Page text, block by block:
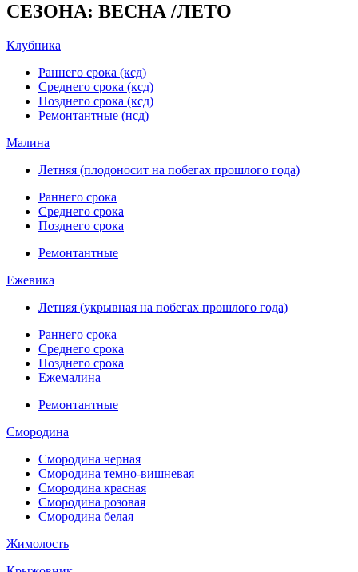
СЕЗОНА: ВЕСНА /ЛЕТО
Клубника
Раннего срока (ксд)
Среднего срока (ксд)
Позднего срока (ксд)
Ремонтантные (нсд)
Малина
Летняя (плодоносит на побегах прошлого года)
Раннего срока
Среднего срока
Позднего срока
Ремонтантные
Ежевика
Летняя (укрывная на побегах прошлого года)
Раннего срока
Среднего срока
Позднего срока
Ежемалина
Ремонтантные
Смородина
Смородина черная
Смородина темно-вишневая
Смородина красная
Смородина розовая
Смородина белая
Жимолость